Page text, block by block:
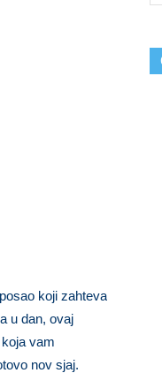
koji zahteva
u dan, ovaj
vam
nov sjaj.